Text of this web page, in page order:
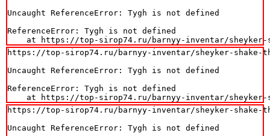
Uncaught ReferenceError: Tygh is not defined
ReferenceError: Tygh is not defined
at https://top-sirop74.ru/barnyy-inventar/
https://top-sirop74.ru/barnyy-inventar/sheyker-shake-
Uncaught ReferenceError: Tygh is not defined
ReferenceError: Tygh is not defined
at https://top-sirop74.ru/barnyy-inventar/
https://top-sirop74.ru/barnyy-inventar/sheyker-shake-
Uncaught ReferenceError: Tygh is not defined